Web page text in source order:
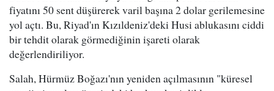
fiyatını 50 sent düşürerek varil başına 2 dolar gerilemesine
yol açtı. Bu, Riyad'ın Kızıldeniz'deki Husi ablukasını ciddi
bir tehdit olarak görmediğinin işareti olarak
değerlendiriliyor.
Salah, Hürmüz Boğazı'nın yeniden açılmasının "küresel